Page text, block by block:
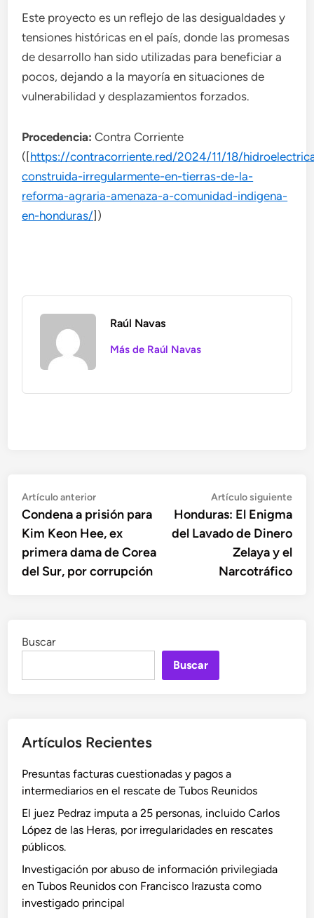
Este proyecto es un reflejo de las desigualdades y
tensiones históricas en el país, donde las promesas
de desarrollo han sido utilizadas para beneficiar a
pocos, dejando a la mayoría en situaciones de
vulnerabilidad y desplazamientos forzados.
Procedencia: Contra Corriente
([https://contracorriente.red/2024/11/18/
construida-irregularmente-en-tierras-de-la-
reforma-agraria-amenaza-a-comunidad-indigena-
en-honduras/])
Raúl Navas
Más de Raúl Navas
Navegación
de
entradas
Artículo anteriorArtículo
anterior:
Condena a prisión para
Kim Keon Hee, ex
primera dama de Corea
del Sur, por corrupción
Artículo siguiente
Honduras: El Enigma
del Lavado de Dinero
Zelaya y el
Narcotráfico
Buscar
Buscar
Artículos Recientes
Presuntas facturas cuestionadas y pagos a
intermediarios en el rescate de Tubos Reunidos
El juez Pedraz imputa a 25 personas, incluido Carlos
López de las Heras, por irregularidades en rescates
públicos.
Investigación por abuso de información privilegiada
en Tubos Reunidos con Francisco Irazusta como
investigado principal